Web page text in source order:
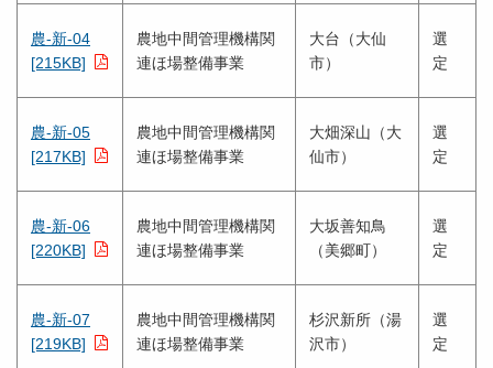
農-新-04
[215KB]
農地中間管理機構関
連ほ場整備事業
大台（大仙
市）
選
定
農-新-05
[217KB]
農地中間管理機構関
連ほ場整備事業
大畑深山（大
仙市）
選
定
農-新-06
[220KB]
農地中間管理機構関
連ほ場整備事業
大坂善知鳥
（美郷町）
選
定
農-新-07
[219KB]
農地中間管理機構関
連ほ場整備事業
杉沢新所（湯
沢市）
選
定